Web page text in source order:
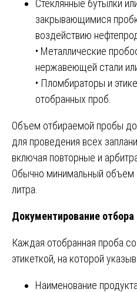
Стеклянные бутылки
закрывающимися
воздействию
• Металлические
нержавеющей стали
• Пломбираторы и
отобранных проб.
Объем отбираемой пробы
для проведения всех
включая повторные и
Обычно минимальный объем
литра.
Документирование отбора
Каждая отобранная проба
этикеткой, на которой
Наименование